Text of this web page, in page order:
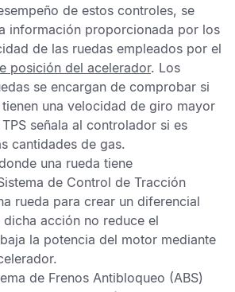
de estos controles, se
información proporcionada por los
de las ruedas empleados por el
posición del acelerador. Los
se encargan de comprobar si
una velocidad de giro mayor
TPS señala al controlador si es
cantidades de gas.
una rueda tiene
de Control de Tracción
rueda para crear un diferencial
acción no reduce el
la potencia del motor mediante
de Frenos Antibloqueo (ABS)